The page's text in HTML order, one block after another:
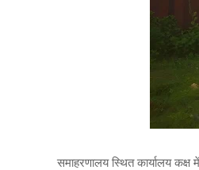
समाहरणालय स्थित कार्यालय